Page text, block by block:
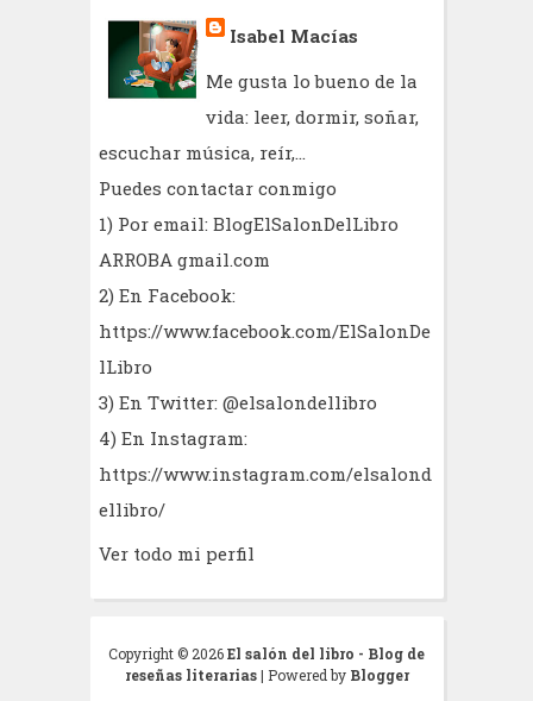
Isabel Macías
Me gusta lo bueno de la
vida: leer, dormir, soñar,
escuchar música, reír,...
Puedes contactar conmigo
1) Por email: BlogElSalonDelLibro
ARROBA gmail.com
2) En Facebook:
https://www.facebook.com/ElSalonDe
lLibro
3) En Twitter: @elsalondellibro
4) En Instagram:
https://www.instagram.com/elsalond
ellibro/
Ver todo mi perfil
Copyright © 2026El salón del libro - Blog de
reseñas literarias| Powered by Blogger